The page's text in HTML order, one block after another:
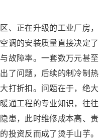
、正在升级的工业厂房，
调的安装质量直接决定了
故障率。一套数万元甚至
了问题，后续的制冷制热
打折扣。问题在于，绝大
通工程的专业知识，往往
患，此时维修成本高、责
投资反而成了烫手山芋。